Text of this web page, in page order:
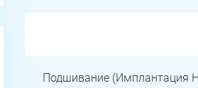
Подшивание (Имплантация